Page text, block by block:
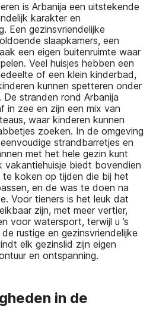
is Arbanija een uitstekende
karakter en
Een gezinsvriendelijke
slaapkamers, een
een eigen buitenruimte waar
Veel huisjes hebben een
of een klein kinderbad,
kunnen spetteren onder
stranden rond Arbanija
in zee en zijn een mix van
waar kinderen kunnen
zoeken. In de omgeving
strandbarretjes en
met het hele gezin kunt
vakantiehuisje biedt bovendien
koken op tijden die bij het
en de was te doen na
Voor tieners is het leuk dat
zijn, met meer vertier,
voor watersport, terwijl u ’s
rustige en gezinsvriendelijke
elk gezinslid zijn eigen
en ontspanning.
in de